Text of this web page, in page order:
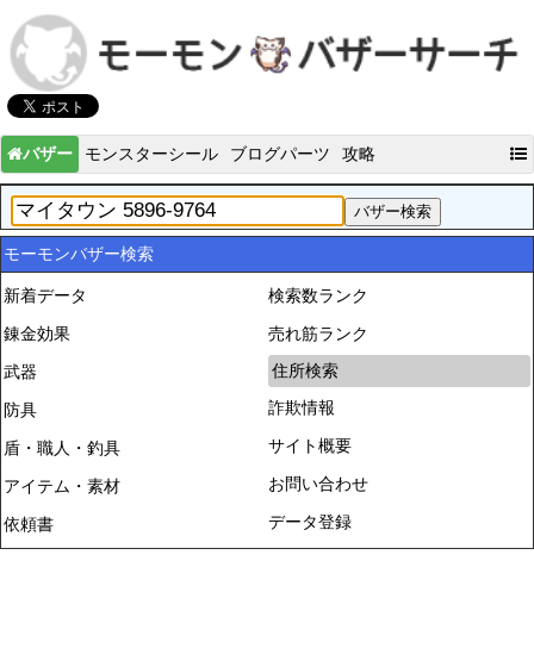
バザー モンスターシール ブログパーツ 攻略
モーモンバザー検索
新着データ
錬金効果
武器
防具
盾・職人・釣具
アイテム・素材
依頼書
検索数ランク
売れ筋ランク
住所検索
詐欺情報
サイト概要
お問い合わせ
データ登録